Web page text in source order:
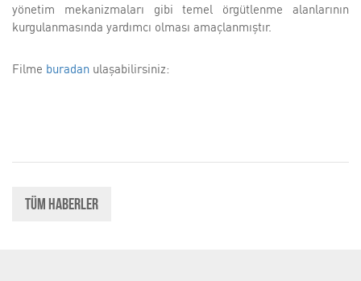
yönetim mekanizmaları gibi temel örgütlenme alanlarının
kurgulanmasında yardımcı olması amaçlanmıştır.
Filme buradan ulaşabilirsiniz:
Tüm Haberler